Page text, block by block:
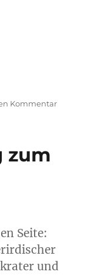
Kommentarzu
zum
Seite:
und